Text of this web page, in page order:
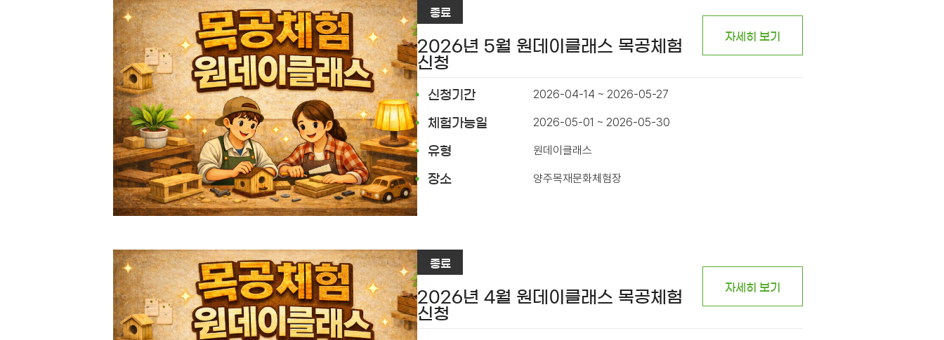
종료
2026년 5월 원데이클래스 목공체험
신청
자세히 보기
신청기간 2026-04-14 ~ 2026-05-27
체험가능일 2026-05-01 ~ 2026-05-30
유형 원데이클래스
장소 양주목재문화체험장
종료
2026년 4월 원데이클래스 목공체험
신청
자세히 보기